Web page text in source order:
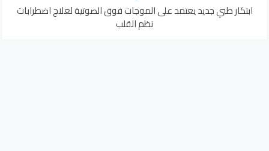
ابتكار طبي جديد يعتمد على الموجات فوق الصوتية لعلاج اضطرابات
نظم القلب